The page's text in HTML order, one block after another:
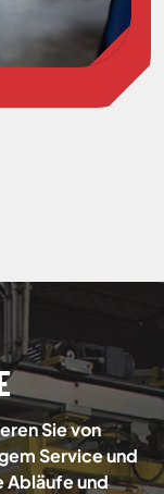
Sie von
Service und
Abläufe und